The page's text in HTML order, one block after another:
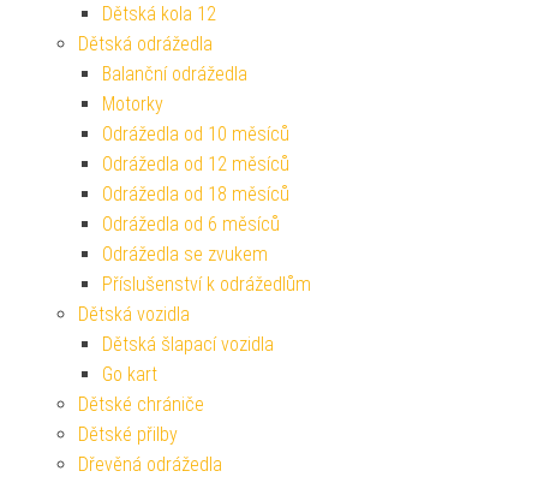
Dětská kola 12
Dětská odrážedla
Balanční odrážedla
Motorky
Odrážedla od 10 měsíců
Odrážedla od 12 měsíců
Odrážedla od 18 měsíců
Odrážedla od 6 měsíců
Odrážedla se zvukem
Příslušenství k odrážedlům
Dětská vozidla
Dětská šlapací vozidla
Go kart
Dětské chrániče
Dětské přilby
Dřevěná odrážedla